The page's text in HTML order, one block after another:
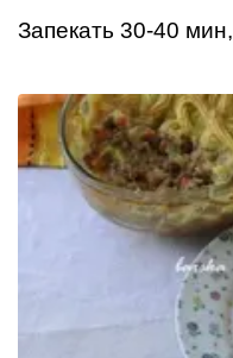
Запекать 30-40